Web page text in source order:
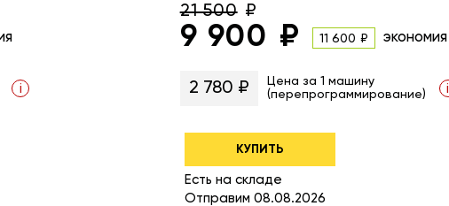
21 500
9 900 11 600 экономия
2 780 ₽
Цена за 1 машину
(перепрограммирование)
i
КУПИТЬ
Есть на складе
Отправим 08.08.2026
i